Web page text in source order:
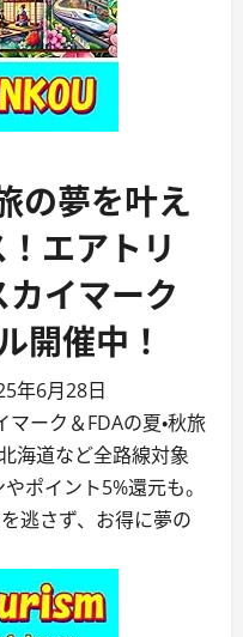
の夢を叶え
エアトリ
イマーク
開催中！
年6月28日
ーク＆FDAの夏・秋旅
海道など全路線対象
ポイント5%還元も。
逃さず、お得に夢の